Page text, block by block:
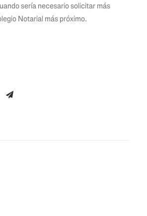
sería necesario solicitar más
Notarial más próximo.